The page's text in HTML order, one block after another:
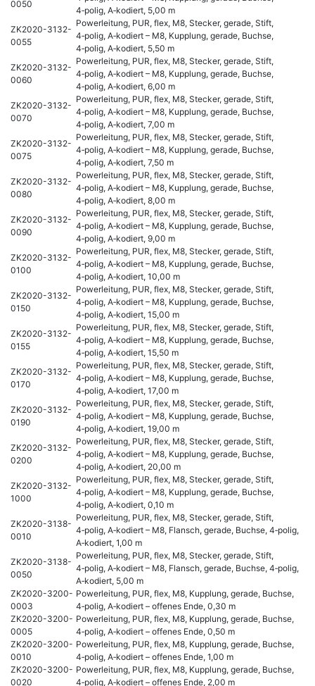
0050
4‑polig, A‑kodiert, 5,00 m
ZK2020-3132-
0055
Powerleitung, PUR, flex, M8, Stecker, gerade, Stift,
4‑polig, A‑kodiert – M8, Kupplung, gerade, Buchse,
4‑polig, A‑kodiert, 5,50 m
ZK2020-3132-
0060
Powerleitung, PUR, flex, M8, Stecker, gerade, Stift,
4‑polig, A‑kodiert – M8, Kupplung, gerade, Buchse,
4‑polig, A‑kodiert, 6,00 m
ZK2020-3132-
0070
Powerleitung, PUR, flex, M8, Stecker, gerade, Stift,
4‑polig, A‑kodiert – M8, Kupplung, gerade, Buchse,
4‑polig, A‑kodiert, 7,00 m
ZK2020-3132-
0075
Powerleitung, PUR, flex, M8, Stecker, gerade, Stift,
4‑polig, A‑kodiert – M8, Kupplung, gerade, Buchse,
4‑polig, A‑kodiert, 7,50 m
ZK2020-3132-
0080
Powerleitung, PUR, flex, M8, Stecker, gerade, Stift,
4‑polig, A‑kodiert – M8, Kupplung, gerade, Buchse,
4‑polig, A‑kodiert, 8,00 m
ZK2020-3132-
0090
Powerleitung, PUR, flex, M8, Stecker, gerade, Stift,
4‑polig, A‑kodiert – M8, Kupplung, gerade, Buchse,
4‑polig, A‑kodiert, 9,00 m
ZK2020-3132-
0100
Powerleitung, PUR, flex, M8, Stecker, gerade, Stift,
4‑polig, A‑kodiert – M8, Kupplung, gerade, Buchse,
4‑polig, A‑kodiert, 10,00 m
ZK2020-3132-
0150
Powerleitung, PUR, flex, M8, Stecker, gerade, Stift,
4‑polig, A‑kodiert – M8, Kupplung, gerade, Buchse,
4‑polig, A‑kodiert, 15,00 m
ZK2020-3132-
0155
Powerleitung, PUR, flex, M8, Stecker, gerade, Stift,
4‑polig, A‑kodiert – M8, Kupplung, gerade, Buchse,
4‑polig, A‑kodiert, 15,50 m
ZK2020-3132-
0170
Powerleitung, PUR, flex, M8, Stecker, gerade, Stift,
4‑polig, A‑kodiert – M8, Kupplung, gerade, Buchse,
4‑polig, A‑kodiert, 17,00 m
ZK2020-3132-
0190
Powerleitung, PUR, flex, M8, Stecker, gerade, Stift,
4‑polig, A‑kodiert – M8, Kupplung, gerade, Buchse,
4‑polig, A‑kodiert, 19,00 m
ZK2020-3132-
0200
Powerleitung, PUR, flex, M8, Stecker, gerade, Stift,
4‑polig, A‑kodiert – M8, Kupplung, gerade, Buchse,
4‑polig, A‑kodiert, 20,00 m
ZK2020-3132-
1000
Powerleitung, PUR, flex, M8, Stecker, gerade, Stift,
4‑polig, A‑kodiert – M8, Kupplung, gerade, Buchse,
4‑polig, A‑kodiert, 0,10 m
ZK2020-3138-
0010
Powerleitung, PUR, flex, M8, Stecker, gerade, Stift,
4‑polig, A‑kodiert – M8, Flansch, gerade, Buchse, 4‑polig,
A‑kodiert, 1,00 m
ZK2020-3138-
0050
Powerleitung, PUR, flex, M8, Stecker, gerade, Stift,
4‑polig, A‑kodiert – M8, Flansch, gerade, Buchse, 4‑polig,
A‑kodiert, 5,00 m
ZK2020-3200-
0003
Powerleitung, PUR, flex, M8, Kupplung, gerade, Buchse,
4‑polig, A‑kodiert – offenes Ende, 0,30 m
ZK2020-3200-
0005
Powerleitung, PUR, flex, M8, Kupplung, gerade, Buchse,
4‑polig, A‑kodiert – offenes Ende, 0,50 m
ZK2020-3200-
0010
Powerleitung, PUR, flex, M8, Kupplung, gerade, Buchse,
4‑polig, A‑kodiert – offenes Ende, 1,00 m
ZK2020-3200-
0020
Powerleitung, PUR, flex, M8, Kupplung, gerade, Buchse,
4‑polig, A‑kodiert – offenes Ende, 2,00 m